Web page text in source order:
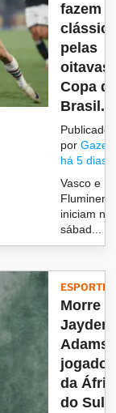
fazem
pelas
oitavas
Copa
Brasil...
Publicado
por
há 5 dias
Vasco e
iniciam
sábad...
ESPORTES
Morre
Jayden
Adams,
jogador
da
do Sul